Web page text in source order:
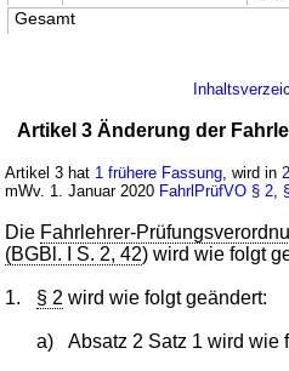
Gesamt
Artikel 3 Änderung der
Artikel 3 hat 1 frühere Fassung , wird in
mWv. 1. Januar 2020 FahrlPrüfVO § 2
Die Fahrlehrer-
(BGBl. I S. 2, 42) wird wie folgt
1. § 2 wird wie folgt geändert:
a) Absatz 2 Satz 1 wird wie